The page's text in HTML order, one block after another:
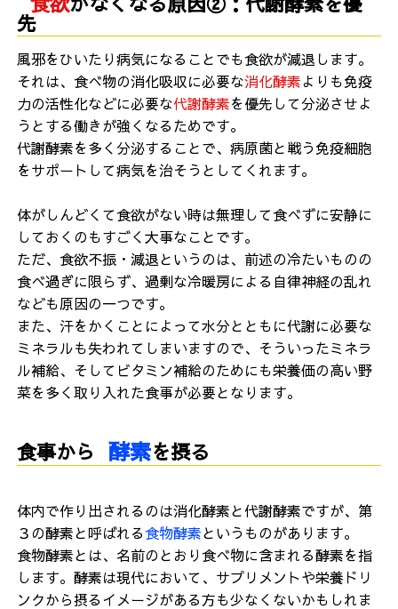
先
風邪をひいたり病気になることでも食欲が減退します。
それは、食べ物の消化吸収に必要な消化酵素よりも免疫
力の活性化などに必要な代謝酵素を優先して分泌させよ
うとする働きが強くなるためです。
代謝酵素を多く分泌することで、病原菌と戦う免疫細胞
をサポートして病気を治そうとしてくれます。
体がしんどくて食欲がない時は無理して食べずに安静に
しておくのもすごく大事なことです。
ただ、食欲不振・減退というのは、前述の冷たいものの
食べ過ぎに限らず、過剰な冷暖房による 自律神経の乱れ
なども原因の一つです。
また、汗をかくことによって水分とともに代謝に必要な
ミネラルも失われて しまいますので、そういったミネラ
ル補給、そしてビタミン補給のためにも栄養価の高い野
菜を多く取り入れた食事が必要となります。
食事から 酵素を摂る
体内で作り出されるのは消化酵素と代謝酵素ですが、第
３の酵素と呼ばれる食物酵素というものがあります。
食物酵素とは、名前のとおり食べ物に含まれる酵素を指
します。酵素は現代において、サプリメントや栄養ドリ
ンクから摂るイメージがある方も少なくないかもしれま